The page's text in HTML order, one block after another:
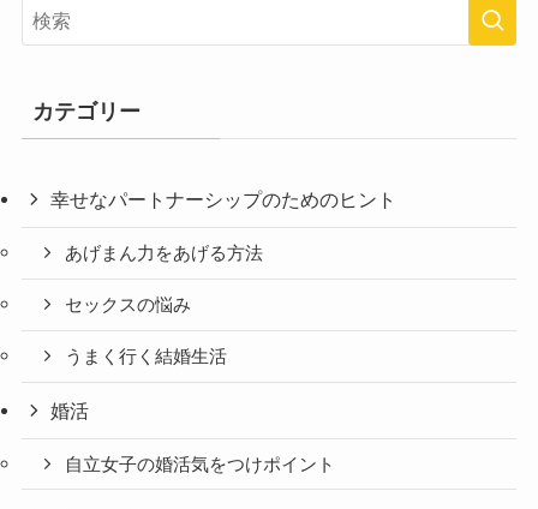
カテゴリー
幸せなパートナーシップのためのヒント
あげまん力をあげる方法
セックスの悩み
うまく行く結婚生活
婚活
自立女子の婚活気をつけポイント